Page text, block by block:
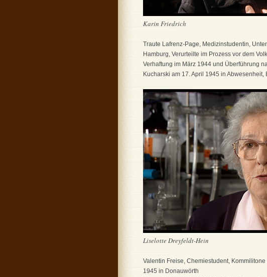
Karin Friedrich
Traute Lafrenz-Page, Medizinstudentin,
Hamburg, Verurteilte im Prozess vor dem
Verhaftung im März 1944 und Überführung
Kucharski am 17. April 1945 in
Liselotte Dreyfeldt-Hein
Valentin Freise, Chemiestudent,
1945 in Donauwörth